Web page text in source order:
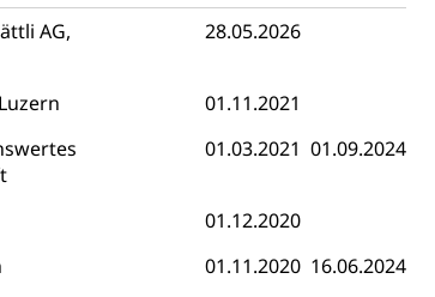
AG,
28.05.2026
01.11.2021
01.03.2021 01.09.2024
01.12.2020
01.11.2020 16.06.2024
Freiwilliger Schulsport
Viehzucht
Haltung Heimtiere
Erben, Erbenliste